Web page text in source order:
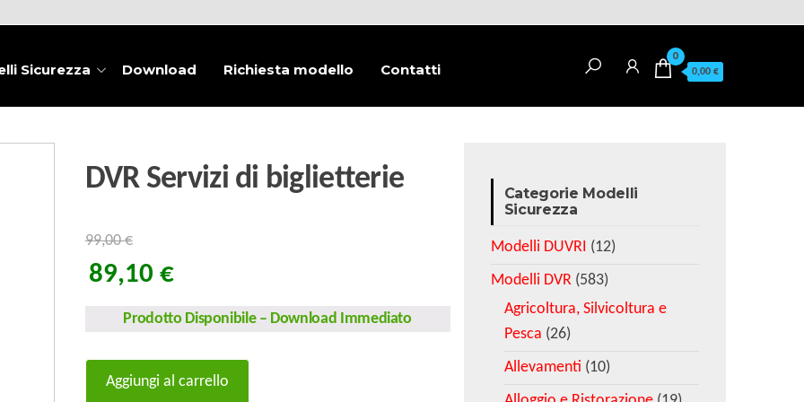
0
0,00 €
Sicurezza Download Richiesta modello Contatti
DVR Servizi di biglietterie
99,00€
89,10 €
Prodotto Disponibile – Download Immediato
Aggiungi al carrello
Categorie Modelli
Sicurezza
Modelli DUVRI (12)
Modelli DVR (583)
Agricoltura, Silvicoltura e
Pesca (26)
Allevamenti (10)